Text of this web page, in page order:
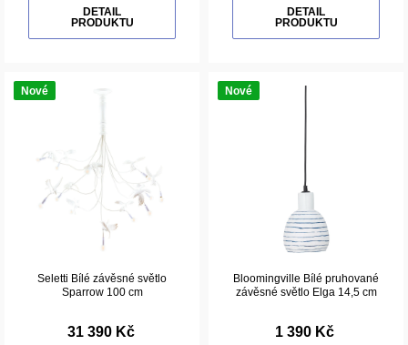
DETAIL
PRODUKTU
DETAIL
PRODUKTU
Nové
Seletti Bílé závěsné světlo
Sparrow 100 cm
31 390 Kč
Nové
Bloomingville Bílé pruhované
závěsné světlo Elga 14,5 cm
1 390 Kč